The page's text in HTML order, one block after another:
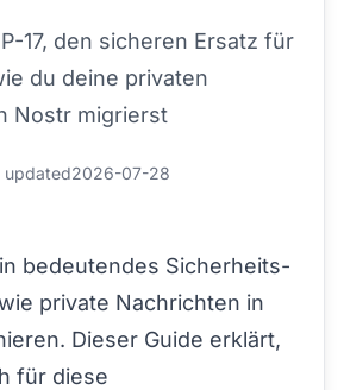
17, den sicheren Ersatz für
du deine privaten
Nostr migrierst
updated2026-07-28
bedeutendes Sicherheits-
private Nachrichten in
Dieser Guide erklärt,
für diese